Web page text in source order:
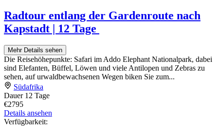
Radtour entlang der Gardenroute nach
Kapstadt | 12 Tage
Mehr Details sehen
Die Reisehöhepunkte: Safari im Addo Elephant Nationalpark, dabei
sind Elefanten, Büffel, Löwen und viele Antilopen und Zebras zu
sehen, auf urwaldbewachsenen Wegen biken Sie zum...
Südafrika
Dauer 12 Tage
€2795
Details ansehen
Verfügbarkeit: